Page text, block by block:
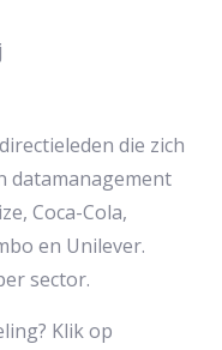
die zich
datamanagement
Coca-Cola,
en Unilever.
sector.
Klik op